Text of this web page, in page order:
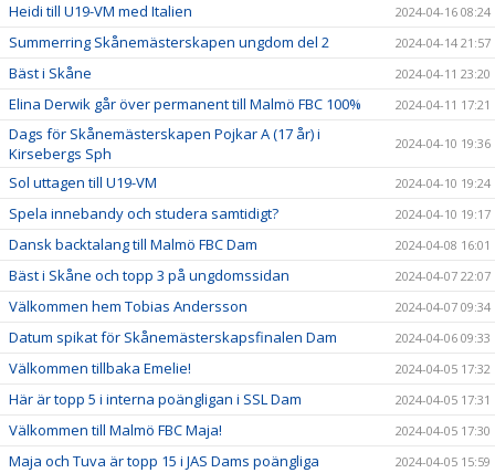
Heidi till U19-VM med Italien 2024-04-16 08:24
Summerring Skånemästerskapen ungdom del 2 2024-04-14 21:57
Bäst i Skåne 2024-04-11 23:20
Elina Derwik går över permanent till Malmö FBC 100% 2024-04-11 17:21
Dags för Skånemästerskapen Pojkar A (17 år) i
Kirsebergs Sph
2024-04-10 19:36
Sol uttagen till U19-VM 2024-04-10 19:24
Spela innebandy och studera samtidigt? 2024-04-10 19:17
Dansk backtalang till Malmö FBC Dam 2024-04-08 16:01
Bäst i Skåne och topp 3 på ungdomssidan 2024-04-07 22:07
Välkommen hem Tobias Andersson 2024-04-07 09:34
Datum spikat för Skånemästerskapsfinalen Dam 2024-04-06 09:33
Välkommen tillbaka Emelie! 2024-04-05 17:32
Här är topp 5 i interna poängligan i SSL Dam 2024-04-05 17:31
Välkommen till Malmö FBC Maja! 2024-04-05 17:30
Maja och Tuva är topp 15 i JAS Dams poängliga 2024-04-05 15:59